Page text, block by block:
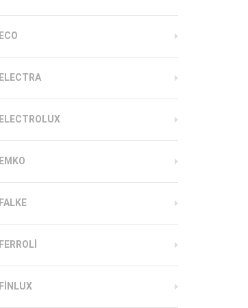
ECO
ELECTRA
ELECTROLUX
EMKO
FALKE
FERROLI
FINLUX